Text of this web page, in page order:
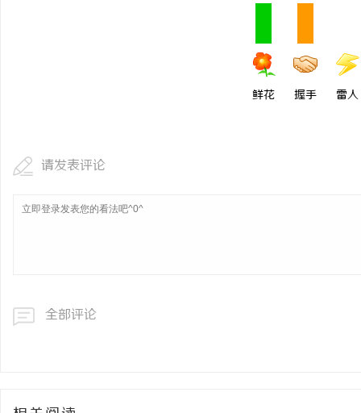
鲜花 握手 雷人
请发表评论
全部评论